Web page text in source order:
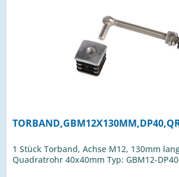
1 Stück Torband, Achse M12, 130mm
Quadratrohr 40x40mm Typ: GBM12-